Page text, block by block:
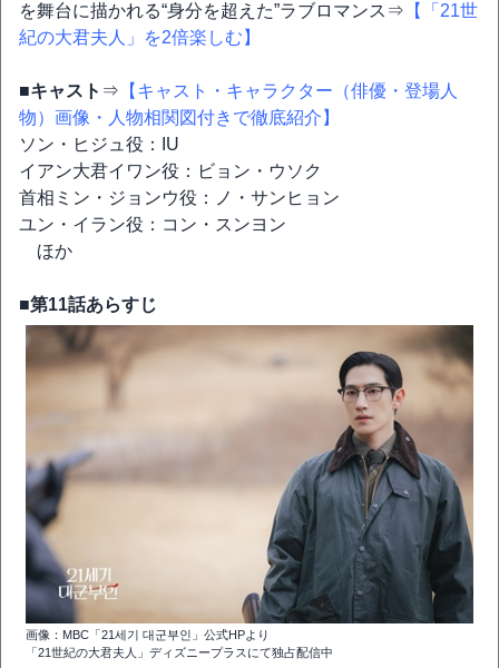
を舞台に描かれる“身分を超えた”ラブロマンス⇒ 【「21世
紀の大君夫人」を2倍楽しむ】
■キャスト ⇒ 【キャスト・キャラクター（俳優・登場人
物）画像・人物相関図付きで徹底紹介】
ソン・ヒジュ役：IU
イアン大君イワン役：ビョン・ウソク
首相ミン・ジョンウ役：ノ・サンヒョン
ユン・イラン役：コン・スンヨン
ほか
■第11話あらすじ
画像：MBC「21세기 대군부인」公式HPより
「21世紀の大君夫人」ディズニープラスにて独占配信中